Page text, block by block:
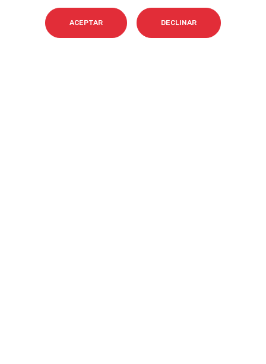
ACEPTAR DECLINAR
Valores y equipos
Únete a nosotros
Declaración de
accesibilidad